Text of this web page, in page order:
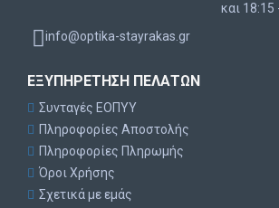
και 18:15
info@optika-stayrakas.gr
ΕΞΥΠΗΡΈΤΗΣΗ ΠΕΛΑΤΏΝ
Συνταγές ΕΟΠΥΥ
Πληροφορίες Αποστολής
Πληροφορίες Πληρωμής
Όροι Χρήσης
Σχετικά με εμάς